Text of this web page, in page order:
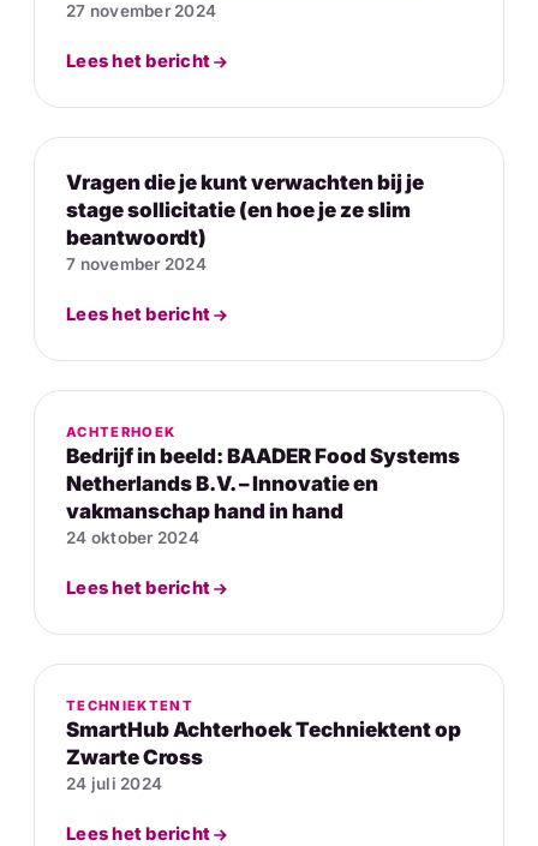
27 november 2024
Lees het bericht
Vragen die je kunt verwachten bij je
stage sollicitatie (en hoe je ze slim
beantwoordt)
7 november 2024
Lees het bericht
ACHTERHOEK
Bedrijf in beeld: BAADER Food Systems
Netherlands B.V. – Innovatie en
vakmanschap hand in hand
24 oktober 2024
Lees het bericht
TECHNIEKTENT
SmartHub Achterhoek Techniektent op
Zwarte Cross
24 juli 2024
Lees het bericht